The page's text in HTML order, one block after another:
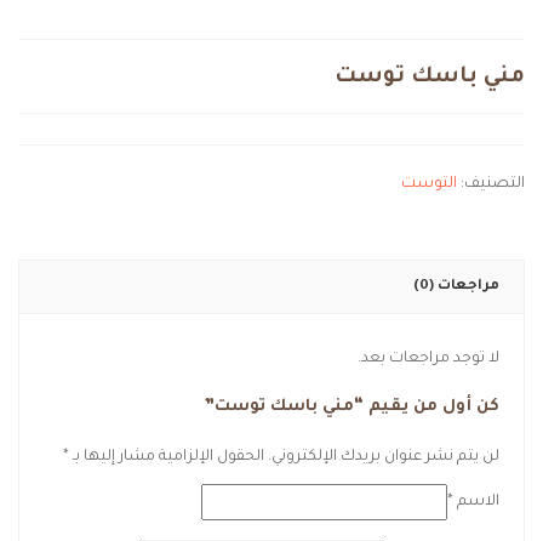
مني باسك توست
التصنيف: التوست
مراجعات (0)
لا توجد مراجعات بعد.
كن أول من يقيم “مني باسك توست”
لن يتم نشر عنوان بريدك الإلكتروني. الحقول الإلزامية مشار إليها بـ *
الاسم *